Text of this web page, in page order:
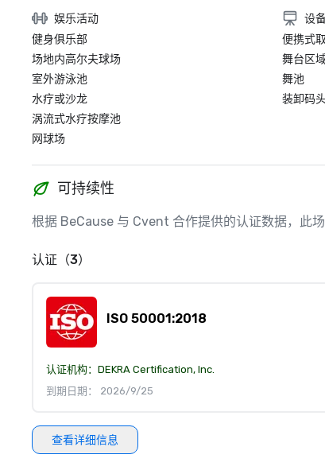
娱乐活动
健身俱乐部
场地内高尔夫球场
室外游泳池
水疗或沙龙
涡流式水疗按摩池
网球场
设
便携式
舞台区
舞池
装卸码
可持续性
根据 BeCause 与 Cvent 合作提供的认证数据，此
认证（3）
ISO 50001:2018
认证机构： DEKRA Certification, Inc.
到期日期： 2026/9/25
查看详细信息